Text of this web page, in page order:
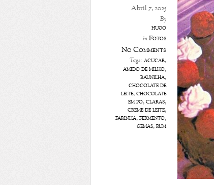
Abril 7, 2025
By
hugo
inFotos
No Comments
Tags: açúcar,
amido de milho,
baunilha,
chocolate de
leite,chocolate
em pó,claras,
creme de leite,
farinha,fermento,
gemas,rum